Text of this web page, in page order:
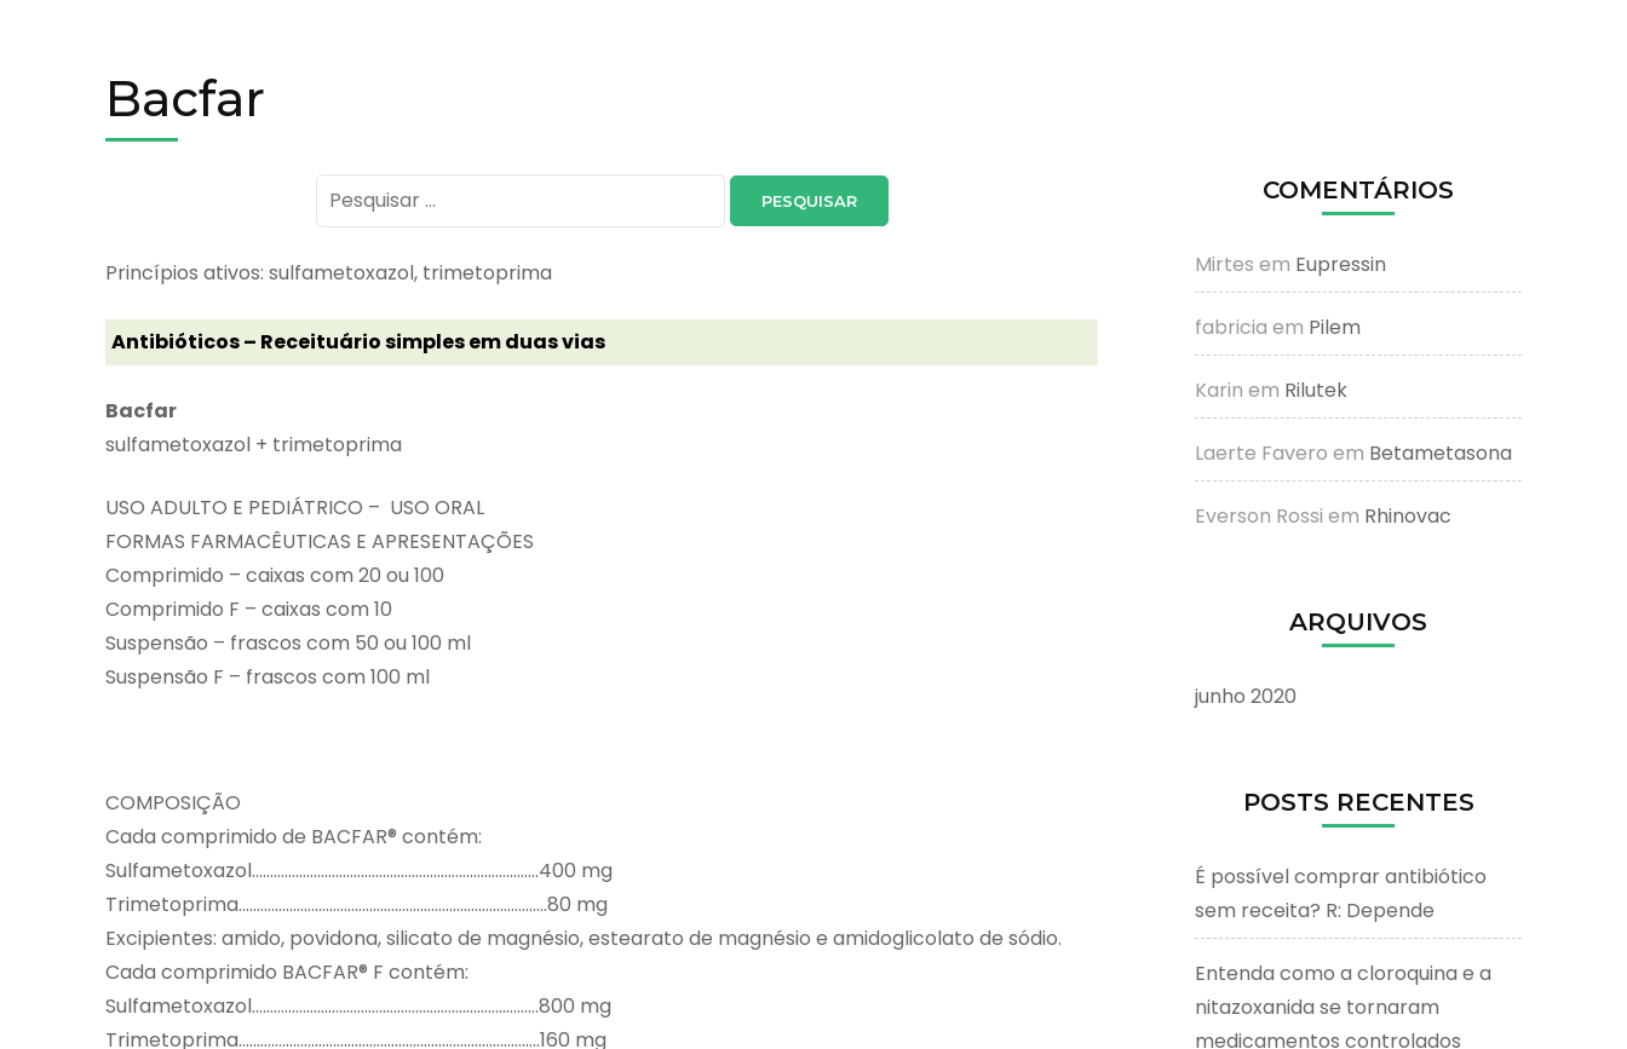
Bacfar
Pesquisar
por:
Princípios ativos: sulfametoxazol, trimetoprima
Antibióticos – Receituário simples em duas vias
Bacfar
sulfametoxazol + trimetoprima
USO ADULTO E PEDIÁTRICO – USO ORAL
FORMAS FARMACÊUTICAS E APRESENTAÇÕES
Comprimido – caixas com 20 ou 100
Comprimido F – caixas com 10
Suspensão – frascos com 50 ou 100 ml
Suspensão F – frascos com 100 ml
COMPOSIÇÃO
Cada comprimido de BACFAR® contém:
Sulfametoxazol…………………………………………………………………….400 mg
Trimetoprima………………………………………………………………………….80 mg
Excipientes: amido, povidona, silicato de magnésio, estearato de magnésio e amidoglicolato de sódio.
Cada comprimido BACFAR® F contém:
Sulfametoxazol…………………………………………………………………….800 mg
Trimetoprima………………………………………………………………………..160 mg
COMENTÁRIOS
Mirtes em Eupressin
fabricia em Pilem
Karin em Rilutek
Laerte Favero em Betametasona
Everson Rossi em Rhinovac
ARQUIVOS
junho 2020
POSTS RECENTES
É possível comprar antibiótico
sem receita? R: Depende
Entenda como a cloroquina e a
nitazoxanida se tornaram
medicamentos controlados